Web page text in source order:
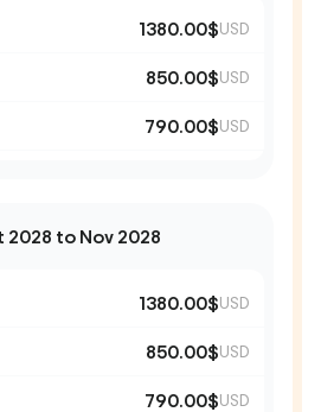
1380.00$USD
850.00$USD
790.00$USD
2028 to Nov 2028
1380.00$USD
850.00$USD
790.00$USD